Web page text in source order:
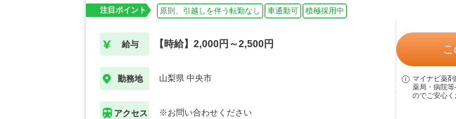
注目ポイント 原則、引越しを伴う転勤なし 車通勤可 積極採用中
給与 【時給】2,000円～2,500円
勤務地 山梨県 中央市
アクセス ※お問い合わせください
マイナビ薬剤
薬局・病院
のでご安心く